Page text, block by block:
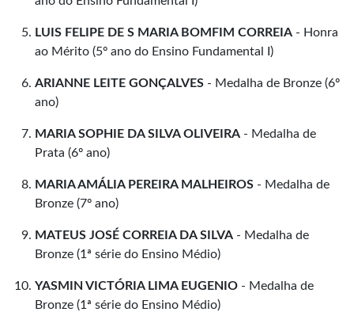
LUIS FELIPE DE S MARIA BOMFIM CORREIA - Honra
ao Mérito (5º ano do Ensino Fundamental I)
ARIANNE LEITE GONÇALVES - Medalha de Bronze (6º
ano)
MARIA SOPHIE DA SILVA OLIVEIRA - Medalha de
Prata (6º ano)
MARIA AMÁLIA PEREIRA MALHEIROS - Medalha de
Bronze (7º ano)
MATEUS JOSÉ CORREIA DA SILVA - Medalha de
Bronze (1ª série do Ensino Médio)
YASMIN VICTÓRIA LIMA EUGENIO - Medalha de
Bronze (1ª série do Ensino Médio)